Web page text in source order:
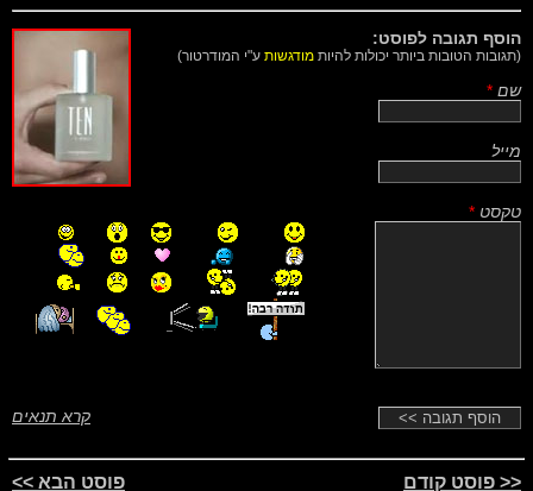
הוסף תגובה לפוסט:
(תגובות הטובות ביותר יכולות להיות מודגשות ע"י המודרטור)
שם *
מייל
טקסט *
קרא תנאים
<< פוסט קודם פוסט הבא >>